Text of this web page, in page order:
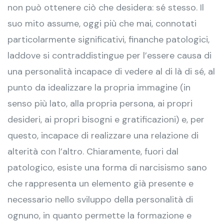
non può ottenere ciò che desidera: sé stesso. Il
suo mito assume, oggi più che mai, connotati
particolarmente significativi, finanche patologici,
laddove si contraddistingue per l’essere causa di
una personalità incapace di vedere al di là di sé, al
punto da idealizzare la propria immagine (in
senso più lato, alla propria persona, ai propri
desideri, ai propri bisogni e gratificazioni) e, per
questo, incapace di realizzare una relazione di
alterità con l’altro. Chiaramente, fuori dal
patologico, esiste una forma di narcisismo sano
che rappresenta un elemento già presente e
necessario nello sviluppo della personalità di
ognuno, in quanto permette la formazione e